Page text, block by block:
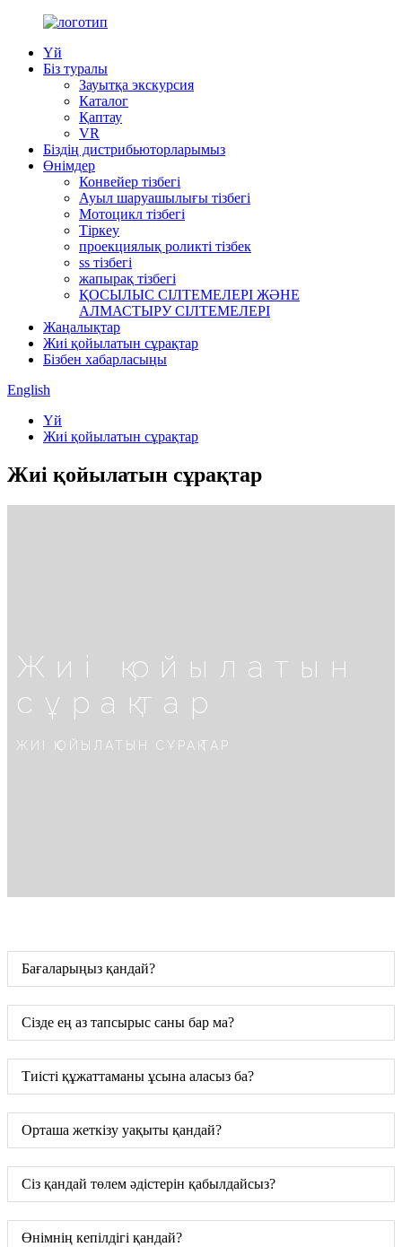
Үй
Біз туралы
Зауытқа экскурсия
Каталог
Қаптау
VR
Біздің дистрибьюторларымыз
Өнімдер
Конвейер тізбегі
Ауыл шаруашылығы тізбегі
Мотоцикл тізбегі
Тіркеу
проекциялық роликті тізбек
ss тізбегі
жапырақ тізбегі
ҚОСЫЛЫС СІЛТЕМЕЛЕРІ ЖӘНЕ
АЛМАСТЫРУ СІЛТЕМЕЛЕРІ
Жаңалықтар
Жиі қойылатын сұрақтар
Бізбен хабарласыңы
English
Үй
Жиі қойылатын сұрақтар
Жиі қойылатын сұрақтар
Жиі қойылатын
сұрақтар
ЖИІ ҚОЙЫЛАТЫН СҰРАҚТАР
Бағаларыңыз қандай?
Сізде ең аз тапсырыс саны бар ма?
Тиісті құжаттаманы ұсына аласыз ба?
Орташа жеткізу уақыты қандай?
Сіз қандай төлем әдістерін қабылдайсыз?
Өнімнің кепілдігі қандай?